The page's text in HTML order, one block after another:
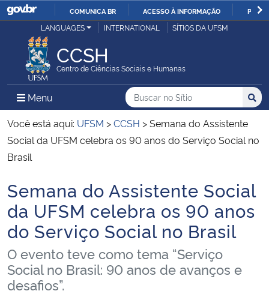
IR
COMUNICA BR ACESSO À INFORMAÇÃO
Ministério da Justiça e Segurança Pública
Ministério da Defesa
Ministério das Relações Exteriores
Ministério da Economia
Ministério da Infraestrutura
Ministério da Agricultura, Pecuária e Abastecimento
Ministério da Cidadania
LANGUAGES INTERNATIONAL SÍTIOS DA UFSM
CCSH
Centro de Ciências Sociais e Humanas
Menu Menu Principal do Sítio
Busca
Buscar no no Sítio
Busca:
Você está aqui: UFSM >CCSH >Semana do Assistente
Social da UFSM celebra os 90 anos do Serviço Social no
Brasil
Início do conteúdo
Semana do Assistente Social
da UFSM celebra os 90 anos
do Serviço Social no Brasil
O evento teve como tema “Serviço
Social no Brasil: 90 anos de avanços e
desafios”.